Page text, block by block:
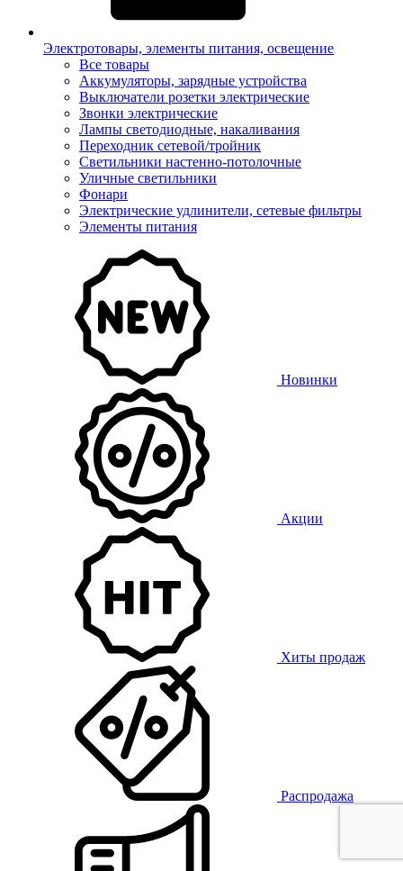
Электротовары, элементы питания, освещение
Все товары
Аккумуляторы, зарядные устройства
Выключатели розетки электрические
Звонки электрические
Лампы светодиодные, накаливания
Переходник сетевой/тройник
Светильники настенно-потолочные
Уличные светильники
Фонари
Электрические удлинители, сетевые фильтры
Элементы питания
Новинки
Акции
Хиты продаж
Распродажа